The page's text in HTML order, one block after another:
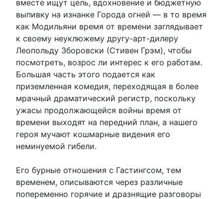
вместе ищут цель, вдохновение и бюджетную
выпивку на изнанке Города огней — в то время
как Модильяни время от времени заглядывает
к своему неуклюжему другу-арт-дилеру
Леопольду Зборовски (Стивен Грэм), чтобы
посмотреть, возрос ли интерес к его работам.
Большая часть этого подается как
приземленная комедия, переходящая в более
мрачный драматический регистр, поскольку
ужасы продолжающейся войны время от
времени выходят на передний план, а нашего
героя мучают кошмарные видения его
неминуемой гибели.
Его бурные отношения с Гастингсом, тем
временем, описываются через различные
попеременно горячие и дразнящие разговоры